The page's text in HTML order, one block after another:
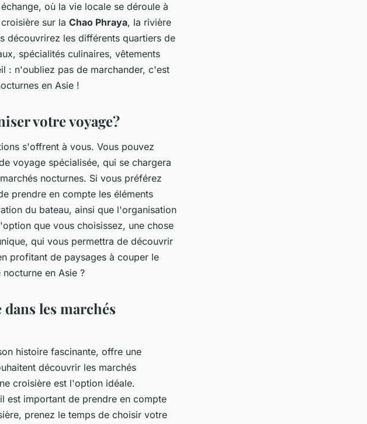
où la vie locale se déroule à
sur la Chao Phraya, la rivière
découvrirez les différents quartiers de
spécialités culinaires, vêtements
: n'oubliez pas de marchander, c'est
en Asie !
votre voyage?
s'offrent à vous. Vous pouvez
voyage spécialisée, qui se chargera
nocturnes. Si vous préférez
prendre en compte les éléments
du bateau, ainsi que l'organisation
que vous choisissez, une chose
qui vous permettra de découvrir
profitant de paysages à couper le
en Asie ?
les marchés
histoire fascinante, offre une
découvrir les marchés
croisière est l'option idéale.
est important de prendre en compte
prenez le temps de choisir votre